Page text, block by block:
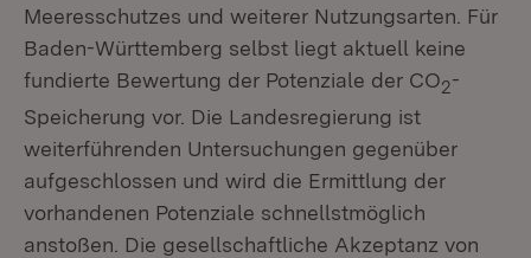
Meeresschutzes und weiterer Nutzungsarten. Für
Baden-Württemberg selbst liegt aktuell keine
fundierte Bewertung der Potenziale der CO2-
Speicherung vor. Die Landesregierung ist
weiterführenden Untersuchungen gegenüber
aufgeschlossen und wird die Ermittlung der
vorhandenen Potenziale schnellstmöglich
anstoßen. Die gesellschaftliche Akzeptanz von